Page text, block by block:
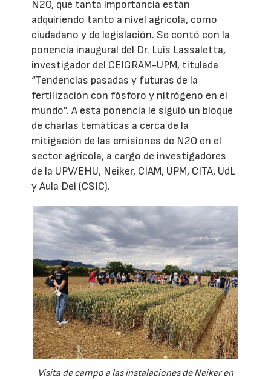
N2O, que tanta importancia están
adquiriendo tanto a nivel agrícola, como
ciudadano y de legislación. Se contó con la
ponencia inaugural del Dr. Luis Lassaletta,
investigador del CEIGRAM-UPM, titulada
“Tendencias pasadas y futuras de la
fertilización con fósforo y nitrógeno en el
mundo”. A esta ponencia le siguió un bloque
de charlas temáticas a cerca de la
mitigación de las emisiones de N2O en el
sector agrícola, a cargo de investigadores
de la UPV/EHU, Neiker, CIAM, UPM, CITA, UdL
y Aula Dei (CSIC).
Visita de campo a las instalaciones de Neiker en